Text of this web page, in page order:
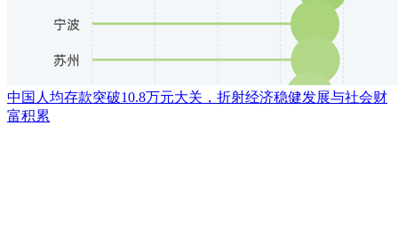
中国人均存款突破10.8万元大关，折射经济稳健发展与社会财
富积累